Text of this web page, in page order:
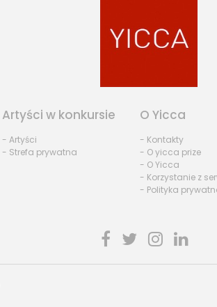
Artyści w konkursie
- Artyści
- Strefa prywatna
O Yicca
- Kontakty
- O yicca prize
- O Yicca
- Korzystanie z
- Polityka